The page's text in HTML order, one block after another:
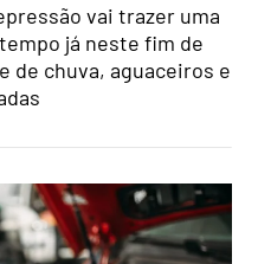
vai trazer uma
já neste fim de
de chuva, aguaceiros e